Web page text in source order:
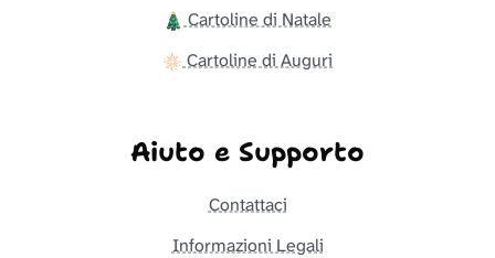
Cartoline di Natale
Cartoline di Auguri
Aiuto e Supporto
Contattaci
Informazioni Legali